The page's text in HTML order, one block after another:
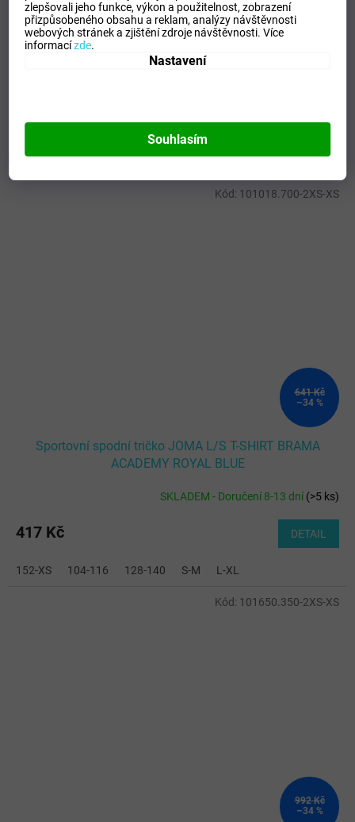
zlepšovali jeho funkce, výkon a použitelnost,zobrazení
přizpůsobeného obsahu a reklam, analýzy návštěvnosti
webových stránek a zjištění zdroje návštěvnosti.Více
informacízde.
Nastavení
Souhlasím
Mohlo by se vám líbit
641 Kč
–34 %
Sportovní spodní tričko JOMA L/S T-SHIRT BRAMA
ACADEMY ROYAL BLUE
SKLADEM - Doručení 8-13 dní(>5 ks)
417 Kč DETAIL
152-XS 104-116 128-140 S-M L-XL
Kód: 101018.700-2XS-XS
992 Kč
–34 %
Kód: 101650.350-2XS-XS
Kategorie:
Dámské termoprádlo
EAN:
Zvolte variantu